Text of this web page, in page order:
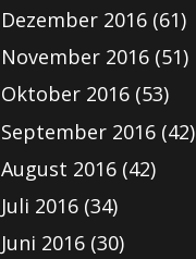
Dezember 2016(61)
November 2016(51)
Oktober 2016(53)
September 2016(42)
August 2016(42)
Juli 2016(34)
Juni 2016(30)